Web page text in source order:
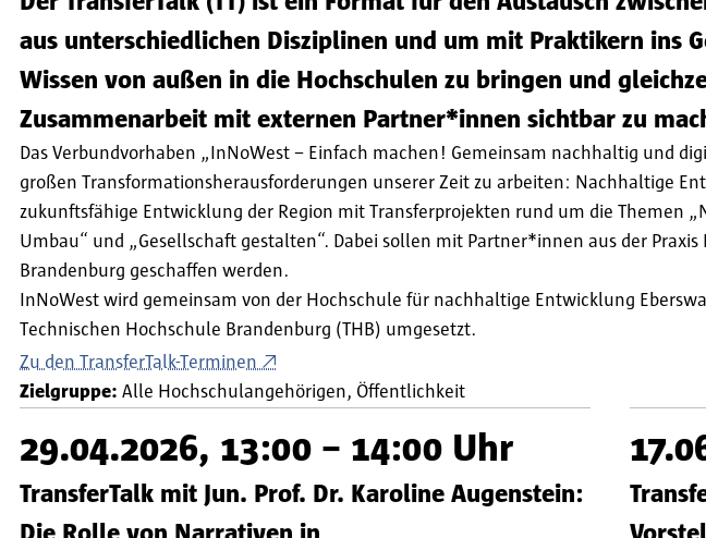
aus unterschiedlichen Disziplinen und um mit Praktikern ins
Wissen von außen in die Hochschulen zu bringen und
Zusammenarbeit mit externen Partner*innen sichtbar zu
Das Verbundvorhaben „InNoWest – Einfach machen! Gemeinsam nachhaltig und
großen Transformationsherausforderungen unserer Zeit zu arbeiten: Nachhaltige
zukunftsfähige Entwicklung der Region mit Transferprojekten rund um die Themen
Umbau“ und „Gesellschaft gestalten“. Dabei sollen mit Partner*innen aus der
Brandenburg geschaffen werden.
InNoWest wird gemeinsam von der Hochschule für nachhaltige Entwicklung
Technischen Hochschule Brandenburg (THB) umgesetzt.
Zu den TransferTalk-Terminen
Zielgruppe: Alle Hochschulangehörigen Öffentlichkeit
29.04.2026, 13:00 – 14:00 Uhr
TransferTalk mit Jun. Prof. Dr. Karoline Augenstein: